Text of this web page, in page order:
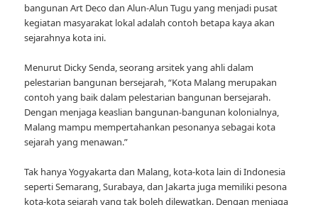
bangunan Art Deco dan Alun-Alun Tugu yang menjadi pusat
kegiatan masyarakat lokal adalah contoh betapa kaya akan
sejarahnya kota ini.
Menurut Dicky Senda, seorang arsitek yang ahli dalam
pelestarian bangunan bersejarah, “Kota Malang merupakan
contoh yang baik dalam pelestarian bangunan bersejarah.
Dengan menjaga keaslian bangunan-bangunan kolonialnya,
Malang mampu mempertahankan pesonanya sebagai kota
sejarah yang menawan.”
Tak hanya Yogyakarta dan Malang, kota-kota lain di Indonesia
seperti Semarang, Surabaya, dan Jakarta juga memiliki pesona
kota-kota sejarah yang tak boleh dilewatkan. Dengan menjaga